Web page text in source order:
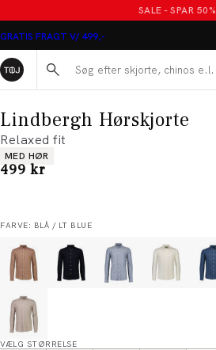
SALE - SPAR 50%
GRATIS FRAGT V/ 499,-
Søg her...
Lindbergh Hørskjorte
Relaxed fit
Produkt egenskaber
MED HØR
I alt (inkl. rabat)
499 kr
FARVE: BLÅ / LT BLUE
VÆLG STØRRELSE